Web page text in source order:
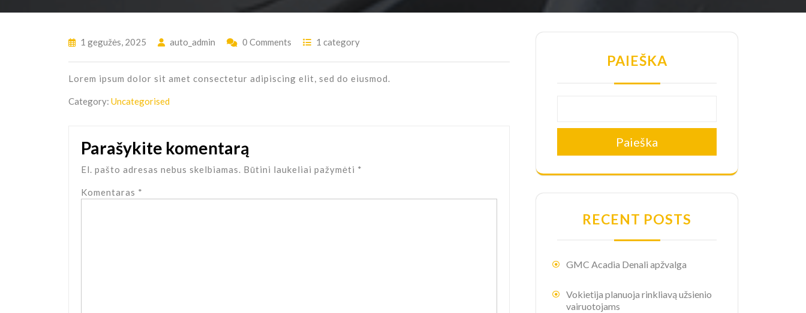
1 gegužės, 2025 auto_admin 0 Comments 1 category
Lorem ipsum dolor sit amet consectetur adipiscing elit, sed do eiusmod.
Category: Uncategorised
Parašykite komentarą
El. pašto adresas nebus skelbiamas. Būtini laukeliai pažymėti *
Komentaras *
PAIEŠKA
Paieška
RECENT POSTS
GMC Acadia Denali apžvalga
Vokietija planuoja rinkliavą užsienio
vairuotojams